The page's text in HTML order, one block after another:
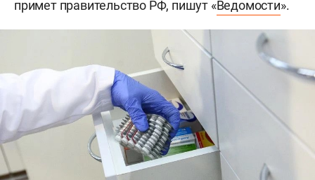
примет правительство РФ, пишут «Ведомости».